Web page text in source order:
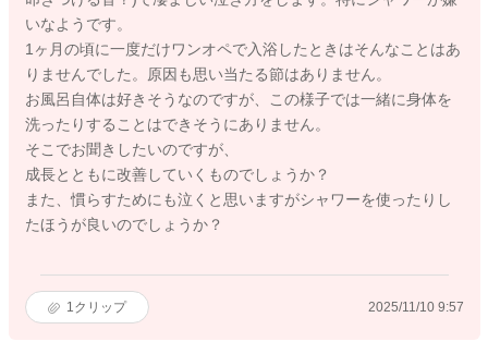
いなようです。
1ヶ月の頃に一度だけワンオペで入浴したときはそんなことはあ
りませんでした。原因も思い当たる節はありません。
お風呂自体は好きそうなのですが、この様子では一緒に身体を
洗ったりすることはできそうにありません。
そこでお聞きしたいのですが、
成長とともに改善していくものでしょうか？
また、慣らすためにも泣くと思いますがシャワーを使ったりし
たほうが良いのでしょうか？
1 クリップ 2025/11/10 9:57